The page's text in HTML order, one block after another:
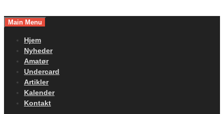
toMain Menu
Hjem
Nyheder
Amatør
Undercard
Artikler
Kalender
Kontakt